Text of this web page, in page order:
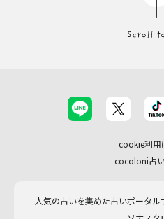
cookie利用
cocoloni占
人気の占いを集めた占いポータ